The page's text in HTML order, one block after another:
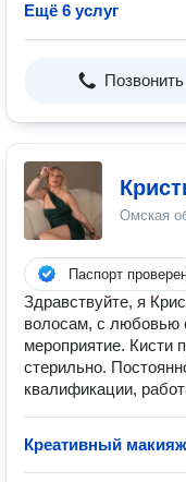
Ещё 6 услуг
Позвонить
Омская
Паспорт
Здравствуйте, я
волосам, с любовью
мероприятие. Кисти
стерильно.
квалификации,
Креативный макияж